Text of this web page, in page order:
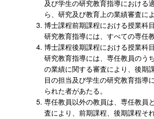
及び学生の研究教育指導における
ら、研究及び教育上の業績審査に
博士課程前期課程における授業科
研究教育指導には、すべての専任
博士課程後期課程における授業科
研究教育指導には、専任教員のう
の業績に関する審査により、後期
目の担当及び学生の研究教育指導
られた者があたる。
専任教員以外の教員は、専任教員
査により、前期課程、後期課程そ